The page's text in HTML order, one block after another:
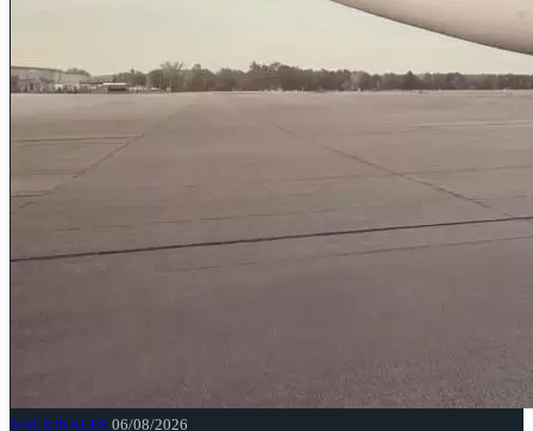
NACIONALES 06/08/2026